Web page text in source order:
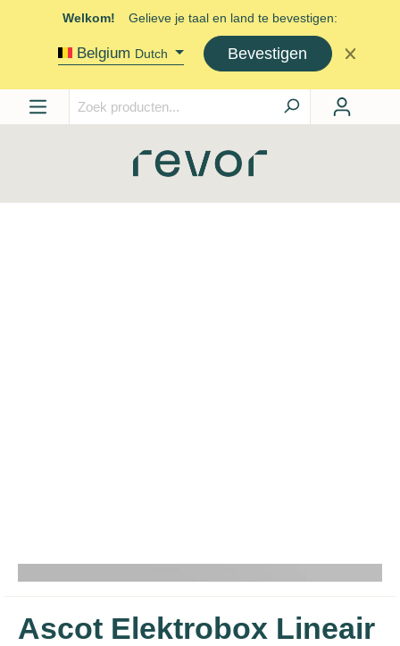
Ascot Elektrobox Lineair
Welkom! Gelieve je taal en land te bevestigen:
Belgium Dutch Bevestigen